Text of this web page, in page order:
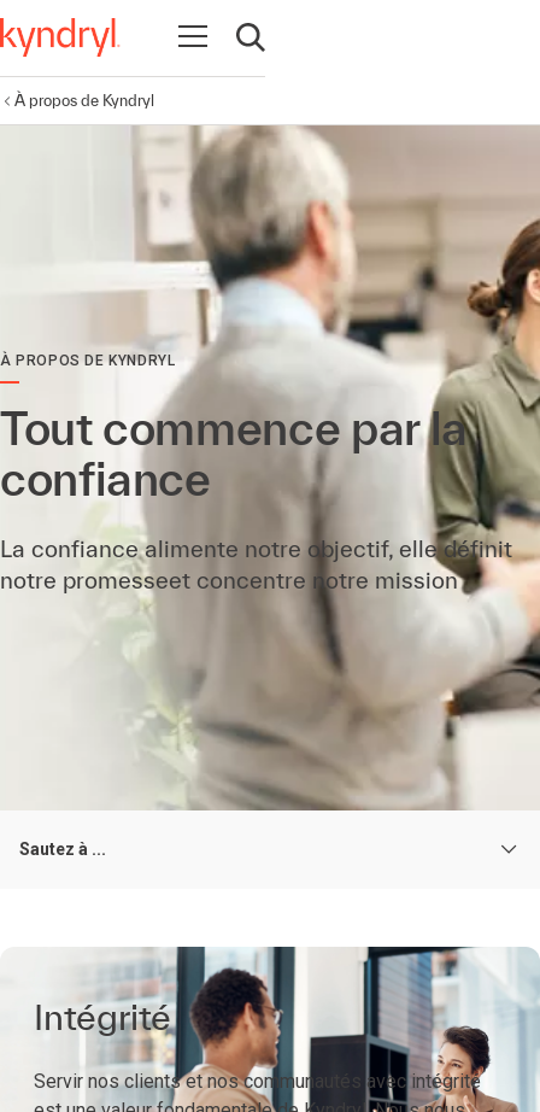
Ouvrir la navigation
Ouvrir la recherche
À propos de Kyndryl
À PROPOS DE KYNDRYL
Tout commence par la
confiance
La confiance alimente notre objectif, elle définit
notre promesseet concentre notre mission
Sautez à ...
Intégrité
Servir nos clients et nos communautés avec intégrité